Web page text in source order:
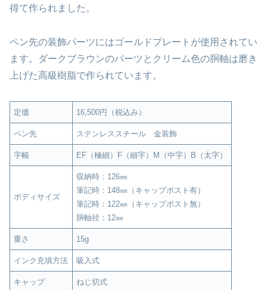
得て作られました。
ペン先の装飾パーツにはゴールドプレートが使用されてい
ます。ダークブラウンのパーツとクリーム色の胴軸は磨き
上げた高級樹脂で作られています。
定価 16,500円（税込み）
ペン先 ステンレススチール 金装飾
字幅 EF（極細）F（細字）M（中字）B（太字）
ボディサイズ
収納時：126㎜
筆記時：148㎜（キャップポスト有）
筆記時：122㎜（キャップポスト無）
胴軸径：12㎜
重さ 15g
インク充填方法 吸入式
キャップ ねじ切式